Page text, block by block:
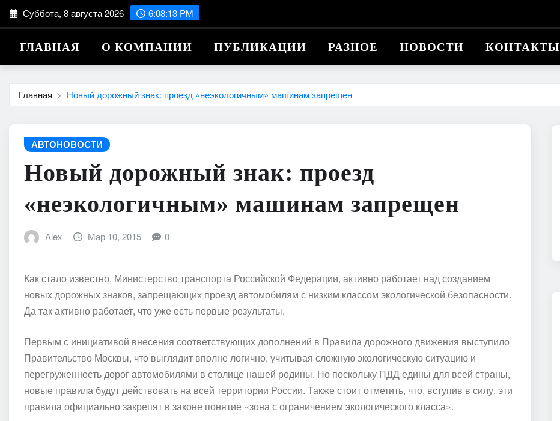
Перейти
к
содержимому
Суббота, 8 августа 2026 6:08:14 PM
ГЛАВНАЯ О КОМПАНИИ ПУБЛИКАЦИИ РАЗНОЕ НОВОСТИ КОНТАКТЫ
Главная Новый дорожный знак: проезд «неэкологичным» машинам запрещен
АВТОНОВОСТИ
Новый дорожный знак: проезд
«неэкологичным» машинам запрещен
Alex Мар 10, 2015 0
Как стало известно, Министерство транспорта Российской Федерации, активно работает над созданием
новых дорожных знаков, запрещающих проезд автомобилям с низким классом экологической безопасности.
Да так активно работает, что уже есть первые результаты.
Первым с инициативой внесения соответствующих дополнений в Правила дорожного движения выступило
Правительство Москвы, что выглядит вполне логично, учитывая сложную экологическую ситуацию и
перегруженность дорог автомобилями в столице нашей родины. Но поскольку ПДД едины для всей страны,
новые правила будут действовать на всей территории России. Также стоит отметить, что, вступив в силу, эти
правила официально закрепят в законе понятие «зона с ограничением экологического класса».